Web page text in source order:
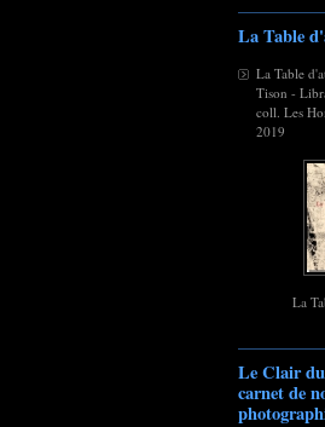
La Table
La Table
Tison -
coll. Les
2019
La
Le Clair
carnet de